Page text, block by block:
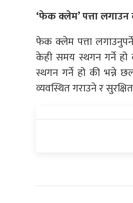
‘फेक क्लेम’ पत्ता लगाउन
फेक क्लेम पत्ता
केही समय स्थगन गर्ने हो
स्थगन गर्ने हो की भन्ने
व्यवस्थित गराउने र